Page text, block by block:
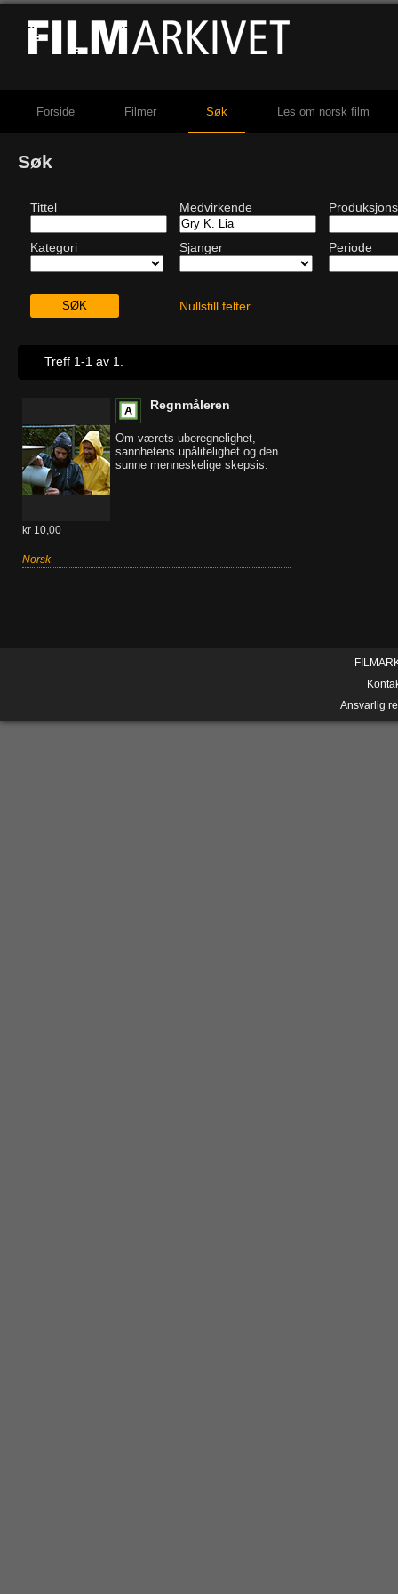
Forside Filmer Søk Les om norsk film
Søk
Tittel Medvirkende
Kategori Sjanger Periode
Nullstill felter
Treff 1-1 av 1.
Regnmåleren
Om værets uberegnelighet,
sannhetens upålitelighet og den
sunne menneskelige skepsis.
kr 10,00
Norsk
Ansvarlig